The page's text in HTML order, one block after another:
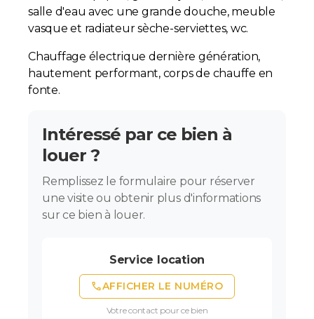
salle d'eau avec une grande douche, meuble
vasque et radiateur sèche-serviettes, wc.
Chauffage électrique dernière génération,
hautement performant, corps de chauffe en
fonte.
Intéressé par ce bien à
louer ?
Remplissez le formulaire pour réserver
une visite ou obtenir plus d'informations
sur ce bien à louer.
Service location
phoneAFFICHER LE NUMÉRO
Votre contact pour ce bien